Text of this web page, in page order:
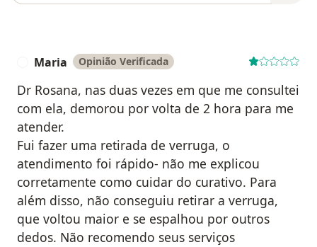
Maria Opinião Verificada
Dr Rosana, nas duas vezes em que me consultei
com ela, demorou por volta de 2 hora para me
atender.
Fui fazer uma retirada de verruga, o
atendimento foi rápido- não me explicou
corretamente como cuidar do curativo. Para
além disso, não conseguiu retirar a verruga,
que voltou maior e se espalhou por outros
dedos. Não recomendo seus serviços